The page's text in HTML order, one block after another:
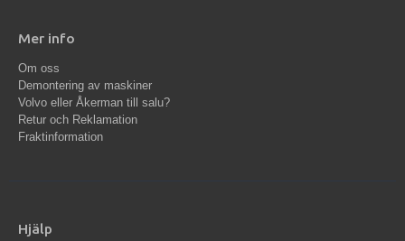
Mer info
Om oss
Demontering av maskiner
Volvo eller Åkerman till salu?
Retur och Reklamation
Fraktinformation
Hjälp